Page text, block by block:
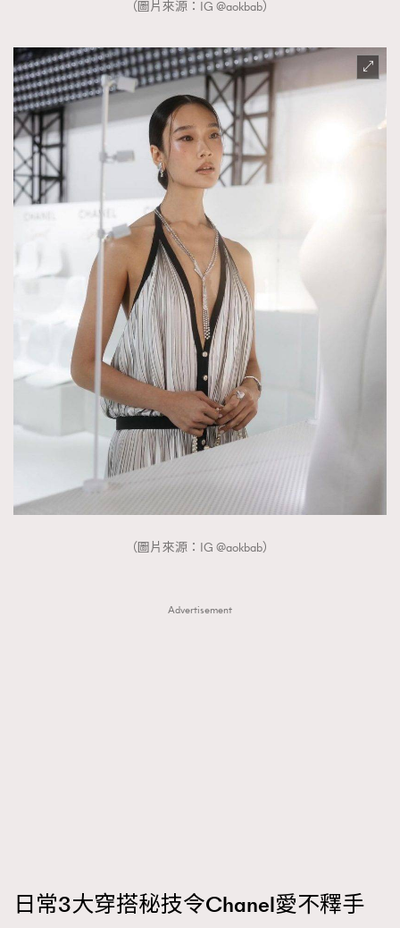
（圖片來源：IG @aokbab）
（圖片來源：IG @aokbab）
Advertisement
日常3大穿搭秘技令Chanel愛不釋手